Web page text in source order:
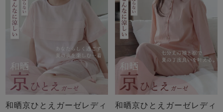
和晒京ひとえガーゼレディ
和晒京ひとえガーゼレディ